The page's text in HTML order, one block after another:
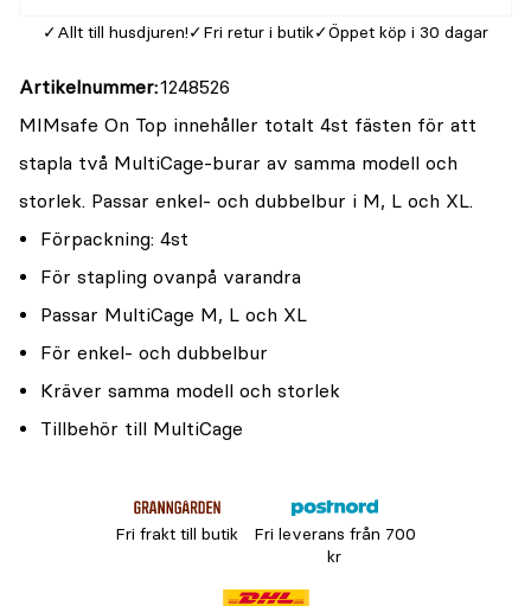
Allt till husdjuren! Fri retur i butik Öppet köp i 30 dagar
Artikelnummer 1248526
MIMsafe On Top innehåller totalt 4st fästen för att
stapla två MultiCage-burar av samma modell och
storlek. Passar enkel- och dubbelbur i M, L och XL.
Förpackning: 4st
För stapling ovanpå varandra
Passar MultiCage M, L och XL
För enkel- och dubbelbur
Kräver samma modell och storlek
Tillbehör till MultiCage
Fri frakt till butik
Fri leverans från 700
kr